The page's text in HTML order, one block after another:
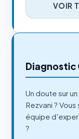
VOIR
Diagnostic
Un doute sur
Rezvani ?
équipe
?